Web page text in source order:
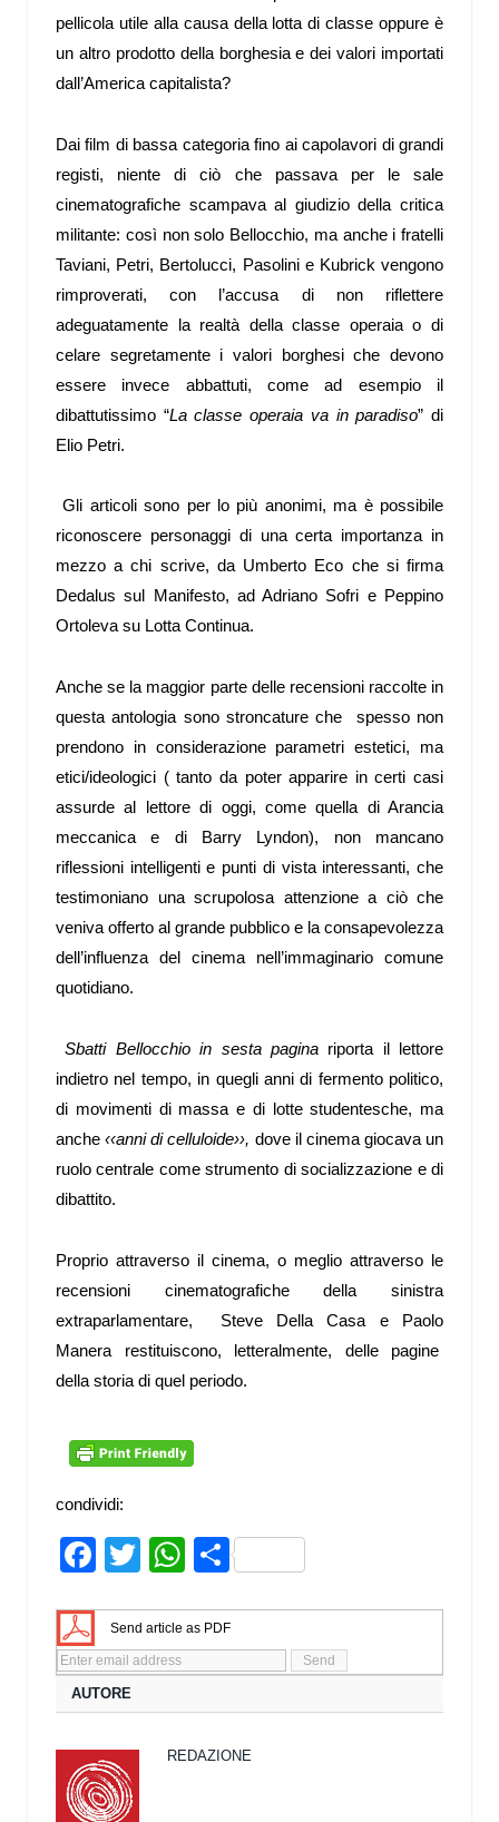
pellicola utile alla causa della lotta di classe oppure è
un altro prodotto della borghesia e dei valori importati
dall’America capitalista?
Dai film di bassa categoria fino ai capolavori di grandi
registi, niente di ciò che passava per le sale
cinematografiche scampava al giudizio della critica
militante: così non solo Bellocchio, ma anche i fratelli
Taviani, Petri, Bertolucci, Pasolini e Kubrick vengono
rimproverati, con l’accusa di non riflettere
adeguatamente la realtà della classe operaia o di
celare segretamente i valori borghesi che devono
essere invece abbattuti, come ad esempio il
dibattutissimo “La classe operaia va in paradiso” di
Elio Petri.
Gli articoli sono per lo più anonimi, ma è possibile
riconoscere personaggi di una certa importanza in
mezzo a chi scrive, da Umberto Eco che si firma
Dedalus sul Manifesto, ad Adriano Sofri e Peppino
Ortoleva su Lotta Continua.
Anche se la maggior parte delle recensioni raccolte in
questa antologia sono stroncature che spesso non
prendono in considerazione parametri estetici, ma
etici/ideologici ( tanto da poter apparire in certi casi
assurde al lettore di oggi, come quella di Arancia
meccanica e di Barry Lyndon), non mancano
riflessioni intelligenti e punti di vista interessanti, che
testimoniano una scrupolosa attenzione a ciò che
veniva offerto al grande pubblico e la consapevolezza
dell’influenza del cinema nell’immaginario comune
quotidiano.
Sbatti Bellocchio in sesta paginariporta il lettore
indietro nel tempo, in quegli anni di fermento politico,
di movimenti di massa e di lotte studentesche, ma
anche‹‹anni di celluloide››, dove il cinema giocava un
ruolo centrale come strumento di socializzazione e di
dibattito.
Proprio attraverso il cinema, o meglio attraverso le
recensioni cinematografiche della sinistra
extraparlamentare, Steve Della Casa e Paolo
Manera restituiscono, letteralmente, delle pagine
della storia di quel periodo.
condividi:
Facebook
TwitterWhatsApp
Share
Send article as PDF
AUTORE
REDAZIONE